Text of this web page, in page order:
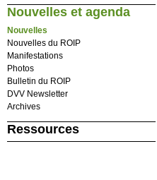
Nouvelles et agenda
Nouvelles
Nouvelles du ROIP
Manifestations
Photos
Bulletin du ROIP
DVV Newsletter
Archives
Ressources